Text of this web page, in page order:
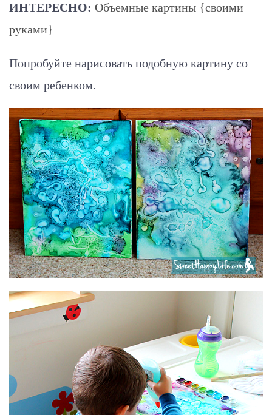
ИНТЕРЕСНО: Объемные картины {своими
руками}
Попробуйте нарисовать подобную картину со
своим ребенком.